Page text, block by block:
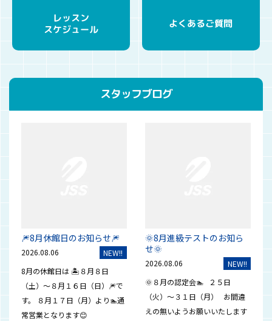
レッスン
スケジュール よくあるご質問
スタッフブログ
🎆8月休館日のお知らせ🎆
2026.08.06
NEW!!
8月の休館日は 🏝８月８日
（土）～８月１６日（日）🎆で
す。 ８月１７日（月）より🏊通
常営業となります😊
🌞8月進級テストのお知ら
せ🌞
2026.08.06
NEW!!
🌞８月の認定会🏊 ２５日
（火）～３１日（月） お間違
えの無いようお願いいたします